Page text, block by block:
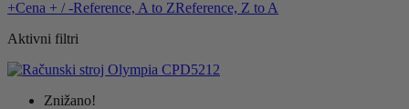
+Cena + / -Reference, A to ZReference, Z to A
Aktivni filtri
Znižano!